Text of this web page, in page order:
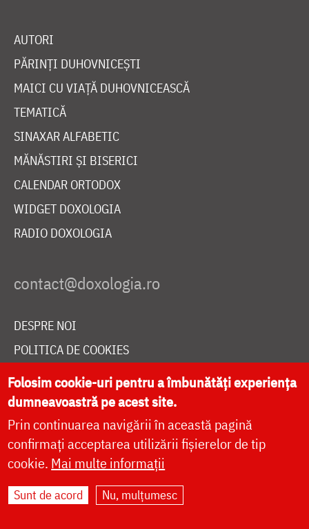
AUTORI
PĂRINȚI DUHOVNICEȘTI
MAICI CU VIAȚĂ DUHOVNICEASCĂ
TEMATICĂ
SINAXAR ALFABETIC
MĂNĂSTIRI ȘI BISERICI
CALENDAR ORTODOX
WIDGET DOXOLOGIA
RADIO DOXOLOGIA
DESPRE NOI
POLITICA DE COOKIES
DONEAZĂ ONLINE PENTRU CATEDRALA NAȚIONALĂ
LIVE
Site dezvoltat deDOXOLOGIA MEDIA
Arhiepiscopia Iașilor | ©
Folosim cookie-uri pentru a îmbunătăți experiența
dumneavoastră pe acest site.
Prin continuarea navigării în această pagină
confirmați acceptarea utilizării fișierelor de tip
cookie. Mai multe informații
Sunt de acord Nu, mulțumesc